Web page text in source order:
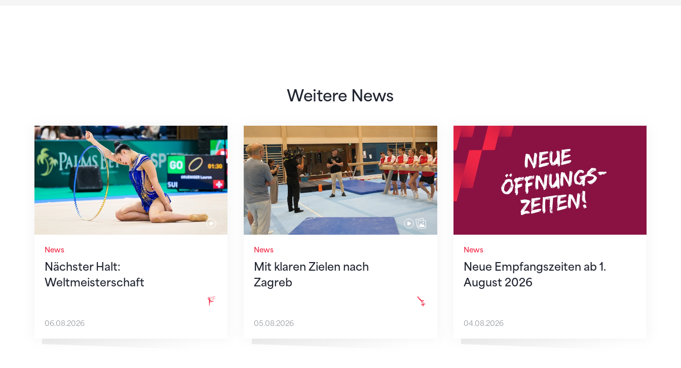
Weitere News
News
Nächster Halt:
Weltmeisterschaft
Nächster Halt: Weltmeisterschaft
06.08.2026
News
Mit klaren Zielen nach
Zagreb
Mit klaren Zielen nach Zagreb
05.08.2026
News
Neue Empfangszeiten ab 1.
August 2026
Neue Empfangszeiten ab 1. August 2026
04.08.2026